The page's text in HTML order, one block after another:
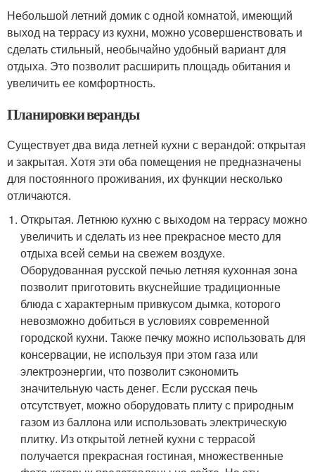
Небольшой летний домик с одной комнатой, имеющий
выход на террасу из кухни, можно усовершенствовать и
сделать стильный, необычайно удобный вариант для
отдыха. Это позволит расширить площадь обитания и
увеличить ее комфортность.
Планировки веранды
Существует два вида летней кухни с верандой: открытая
и закрытая. Хотя эти оба помещения не предназначены
для постоянного проживания, их функции несколько
отличаются.
Открытая. Летнюю кухню с выходом на террасу можно
увеличить и сделать из нее прекрасное место для
отдыха всей семьи на свежем воздухе.
Оборудованная русской печью летняя кухонная зона
позволит приготовить вкуснейшие традиционные
блюда с характерным привкусом дымка, которого
невозможно добиться в условиях современной
городской кухни. Также печку можно использовать для
консервации, не используя при этом газа или
электроэнергии, что позволит сэкономить
значительную часть денег. Если русская печь
отсутствует, можно оборудовать плиту с природным
газом из баллона или использовать электрическую
плитку. Из открытой летней кухни с террасой
получается прекрасная гостиная, множественные